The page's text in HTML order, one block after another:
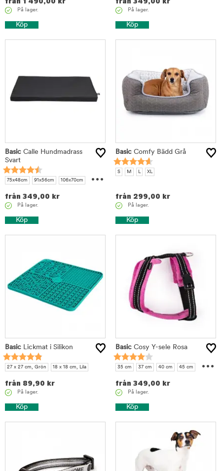
På lager.
Köp
På lager.
Köp
Basic Calle Hundmadrass
Svart
75x48cm 91x56cm
106x70cm
...
från 349,00 kr
På lager.
Köp
Basic Comfy Bädd Grå
S M L XL
från 299,00 kr
På lager.
Köp
Basic Lickmat i Silikon
27 x 27 cm, Grön 18 x 18 cm, Lila
från 89,90 kr
På lager.
Köp
Basic Cosy Y-sele Rosa
35 cm 37 cm 40 cm
45 cm
...
från 349,00 kr
På lager.
Köp